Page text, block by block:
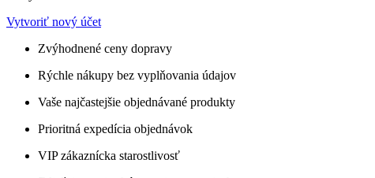
Vytvoriť nový účet
Zvýhodnené ceny dopravy
Rýchle nákupy bez vyplňovania údajov
Vaše najčastejšie objednávané produkty
Prioritná expedícia objednávok
VIP zákaznícka starostlivosť